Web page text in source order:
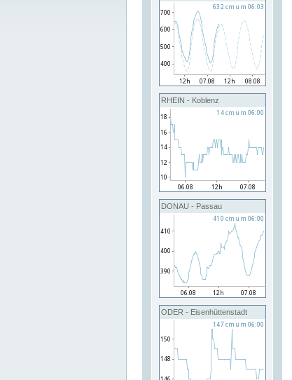
RHEIN - Koblenz
DONAU - Passau
ODER - Eisenhüttenstadt